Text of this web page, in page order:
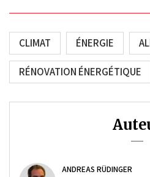
CLIMAT ÉNERGIE
RÉNOVATION ÉNERGÉTIQUE
ANDREAS RÜDINGER